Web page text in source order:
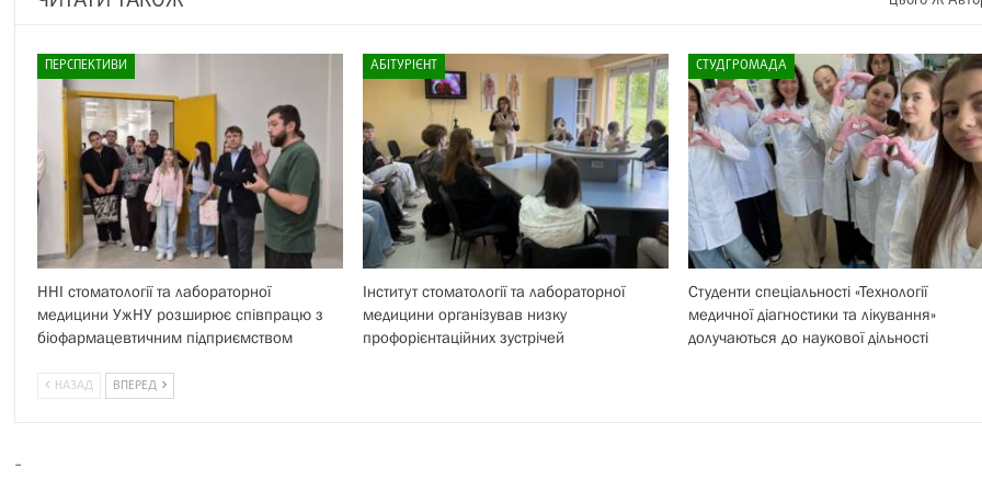
ПЕРСПЕКТИВИ
ННІ стоматології та лабораторної
медицини УжНУ розширює співпрацю з
біофармацевтичним підприємством
АБІТУРІЄНТ
Інститут стоматології та лабораторної
медицини організував низку
профорієнтаційних зустрічей
СТУДГРОМАДА
Студенти спеціальності «Технології
медичної діагностики та лікування»
долучаються до наукової дільності
НАЗАД ВПЕРЕД
-